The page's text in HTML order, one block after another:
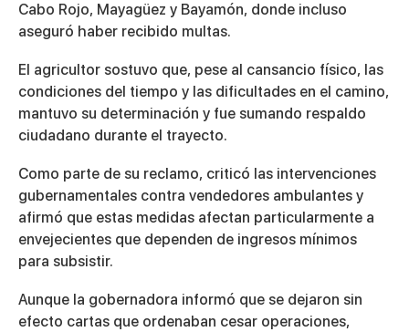
Cabo Rojo, Mayagüez y Bayamón, donde incluso
aseguró haber recibido multas.
El agricultor sostuvo que, pese al cansancio físico, las
condiciones del tiempo y las dificultades en el camino,
mantuvo su determinación y fue sumando respaldo
ciudadano durante el trayecto.
Como parte de su reclamo, criticó las intervenciones
gubernamentales contra vendedores ambulantes y
afirmó que estas medidas afectan particularmente a
envejecientes que dependen de ingresos mínimos
para subsistir.
Aunque la gobernadora informó que se dejaron sin
efecto cartas que ordenaban cesar operaciones,